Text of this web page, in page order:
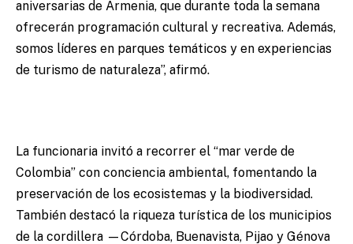
aniversarias de Armenia, que durante toda la semana
ofrecerán programación cultural y recreativa. Además,
somos líderes en parques temáticos y en experiencias
de turismo de naturaleza”, afirmó.
La funcionaria invitó a recorrer el “mar verde de
Colombia” con conciencia ambiental, fomentando la
preservación de los ecosistemas y la biodiversidad.
También destacó la riqueza turística de los municipios
de la cordillera —Córdoba, Buenavista, Pijao y Génova